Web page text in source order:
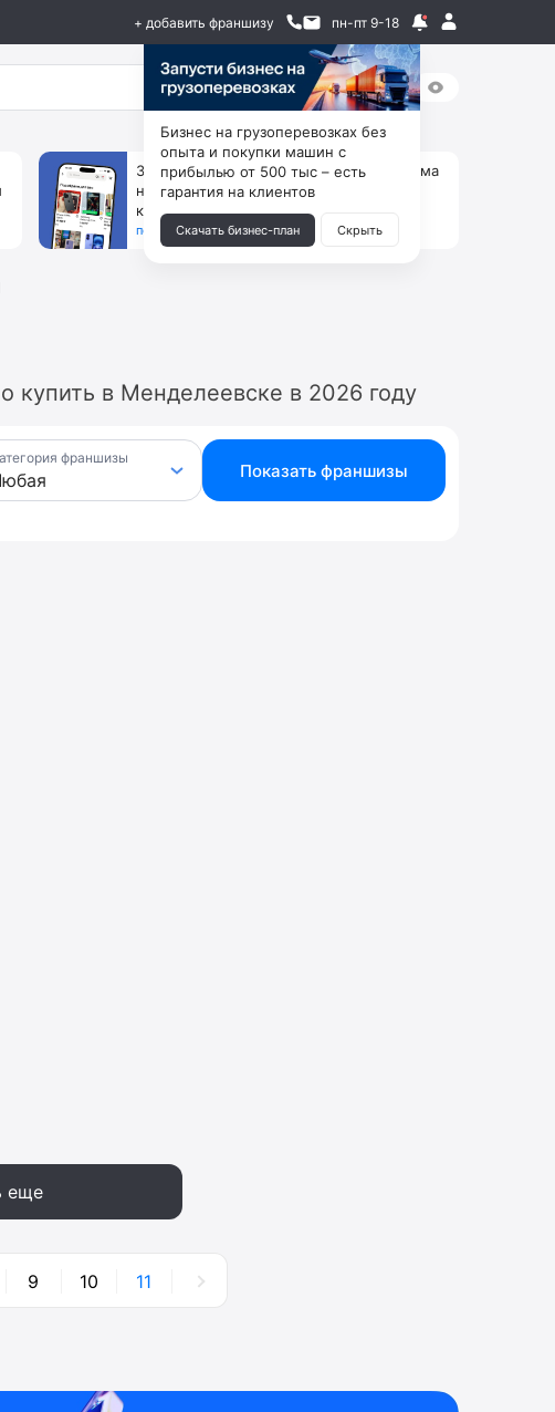
+ добавить франшизу пн-пт 9-18
За 90 тыс. открой магазин на Авито, дома
ни коробок, ни товара, ни склада, зато
каждый месяц +125 тыс. чистыми
получить бизнес-план ↓
в Менделеевске в 2026 году
франшизы
Показать франшизы
еще
9 10 11
Бизнес на грузоперевозках без
опыта и покупки машин с
прибылью от 500 тыс – есть
гарантия на клиентов
Скачать бизнес-план Скрыть